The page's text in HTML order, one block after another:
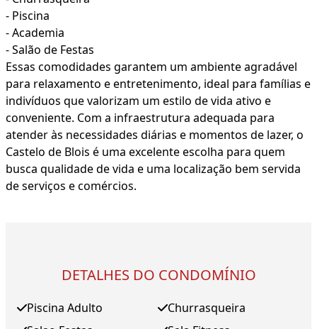
- Piscina
- Academia
- Salão de Festas
Essas comodidades garantem um ambiente agradável
para relaxamento e entretenimento, ideal para famílias e
indivíduos que valorizam um estilo de vida ativo e
conveniente. Com a infraestrutura adequada para
atender às necessidades diárias e momentos de lazer, o
Castelo de Blois é uma excelente escolha para quem
busca qualidade de vida e uma localização bem servida
de serviços e comércios.
DETALHES DO CONDOMÍNIO
Piscina Adulto
Churrasqueira